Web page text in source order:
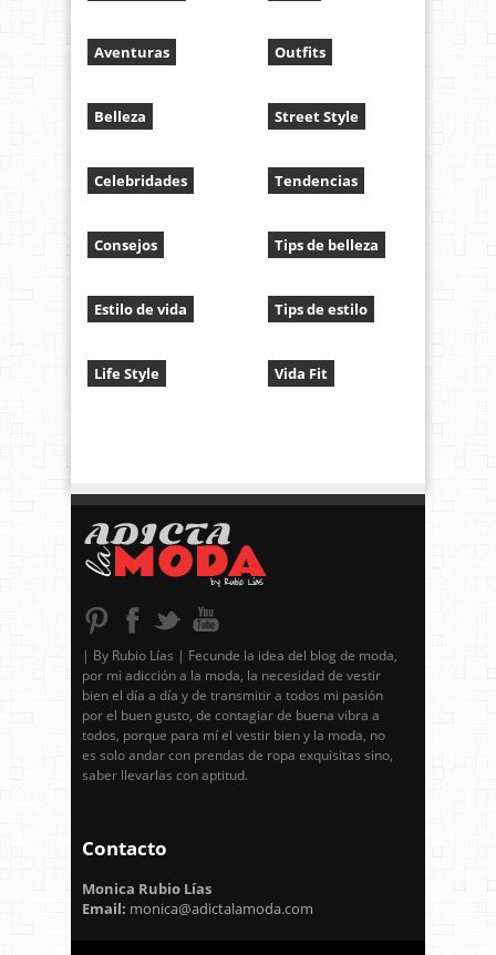
Aventuras
Belleza
Celebridades
Consejos
Estilo de vida
Life Style
Outfits
Street Style
Tendencias
Tips de belleza
Tips de estilo
Vida Fit
| By Rubio Lías | Fecunde la idea del blog de moda,
por mi adicción a la moda, la necesidad de vestir
bien el día a día y de transmitir a todos mi pasión
por el buen gusto, de contagiar de buena vibra a
todos, porque para mí el vestir bien y la moda, no
es solo andar con prendas de ropa exquisitas sino,
saber llevarlas con aptitud.
Contacto
Monica Rubio Lías
Email: monica@adictalamoda.com